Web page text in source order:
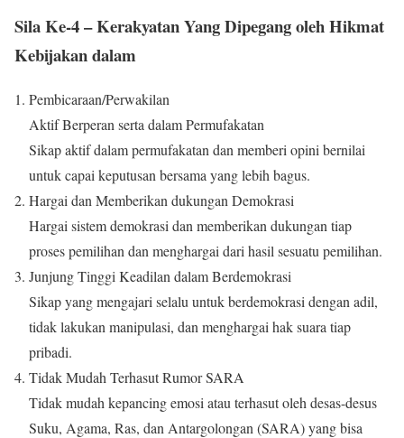
Sila Ke-4 – Kerakyatan Yang Dipegang oleh Hikmat
Kebijakan dalam
Pembicaraan/Perwakilan
Aktif Berperan serta dalam Permufakatan
Sikap aktif dalam permufakatan dan memberi opini bernilai
untuk capai keputusan bersama yang lebih bagus.
Hargai dan Memberikan dukungan Demokrasi
Hargai sistem demokrasi dan memberikan dukungan tiap
proses pemilihan dan menghargai dari hasil sesuatu pemilihan.
Junjung Tinggi Keadilan dalam Berdemokrasi
Sikap yang mengajari selalu untuk berdemokrasi dengan adil,
tidak lakukan manipulasi, dan menghargai hak suara tiap
pribadi.
Tidak Mudah Terhasut Rumor SARA
Tidak mudah kepancing emosi atau terhasut oleh desas-desus
Suku, Agama, Ras, dan Antargolongan (SARA) yang bisa